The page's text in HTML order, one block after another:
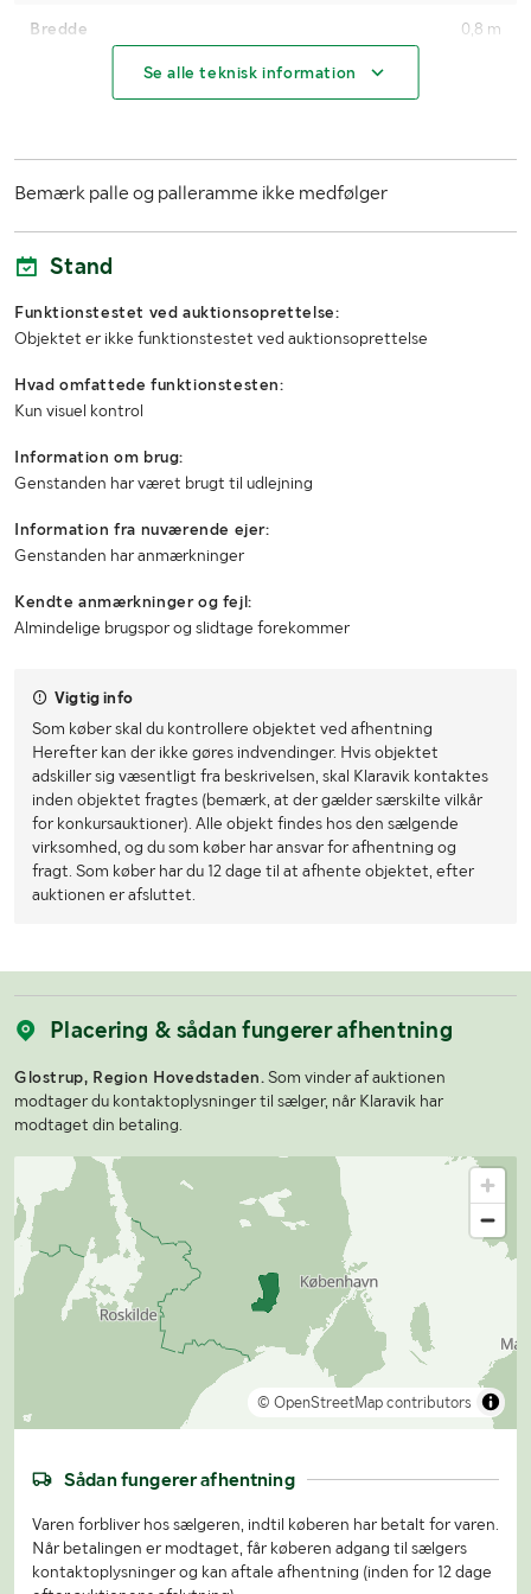
Bredde 0,8 m
Se alle teknisk information
Bemærk palle og palleramme ikke medfølger
Stand
Funktionstestet ved auktionsoprettelse:
Objektet er ikke funktionstestet ved auktionsoprettelse
Hvad omfattede funktionstesten:
Kun visuel kontrol
Information om brug:
Genstanden har været brugt til udlejning
Information fra nuværende ejer:
Genstanden har anmærkninger
Kendte anmærkninger og fejl:
Almindelige brugspor og slidtage forekommer
Vigtig info
Som køber skal du kontrollere objektet ved afhentning
Herefter kan der ikke gøres indvendinger. Hvis objektet
adskiller sig væsentligt fra beskrivelsen, skal Klaravik kontaktes
inden objektet fragtes (bemærk, at der gælder særskilte vilkår
for konkursauktioner). Alle objekt findes hos den sælgende
virksomhed, og du som køber har ansvar for afhentning og
fragt. Som køber har du 12 dage til at afhente objektet, efter
auktionen er afsluttet.
Placering & sådan fungerer afhentning
Glostrup, Region Hovedstaden. Som vinder af auktionen
modtager du kontaktoplysninger til sælger, når Klaravik har
modtaget din betaling.
© OpenStreetMap contributors
Sådan fungerer afhentning
Varen forbliver hos sælgeren, indtil køberen har betalt for varen.
Når betalingen er modtaget, får køberen adgang til sælgers
kontaktoplysninger og kan aftale afhentning (inden for 12 dage